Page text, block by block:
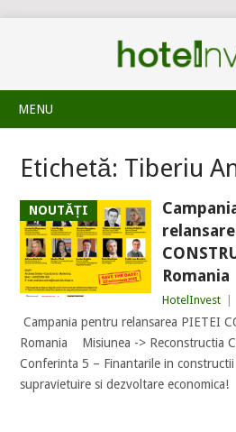
MENU
Etichetă: Tiberiu
NOUTĂȚI
Romania
HotelInvest
Campania pentru relansarea PIETEI
Romania Misiunea -> Reconstructia
Conferinta 5 – Finantarile in
supravietuire si dezvoltare economica!